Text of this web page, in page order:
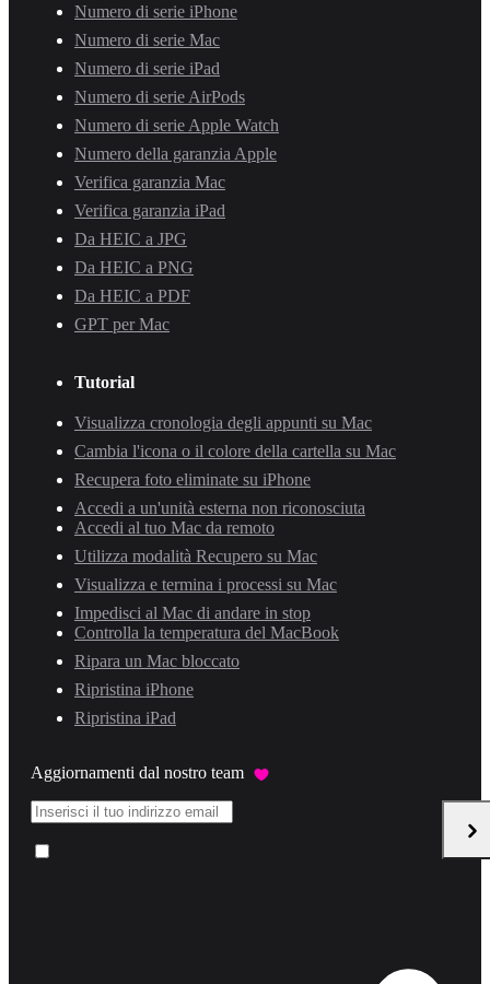
Numero di serie iPhone
Numero di serie Mac
Numero di serie iPad
Numero di serie AirPods
Numero di serie Apple Watch
Numero della garanzia Apple
Verifica garanzia Mac
Verifica garanzia iPad
Da HEIC a JPG
Da HEIC a PNG
Da HEIC a PDF
GPT per Mac
Tutorial
Visualizza cronologia degli appunti su Mac
Cambia l'icona o il colore della cartella su Mac
Recupera foto eliminate su iPhone
Accedi a un'unità esterna non riconosciuta
Accedi al tuo Mac da remoto
Utilizza modalità Recupero su Mac
Visualizza e termina i processi su Mac
Impedisci al Mac di andare in stop
Controlla la temperatura del MacBook
Ripara un Mac bloccato
Ripristina iPhone
Ripristina iPad
Aggiornamenti dal nostro team